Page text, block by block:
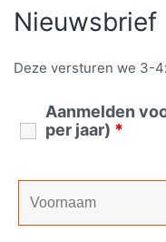
Nieuwsbrief
Deze versturen we 3-
Aanmelden
per jaar) *